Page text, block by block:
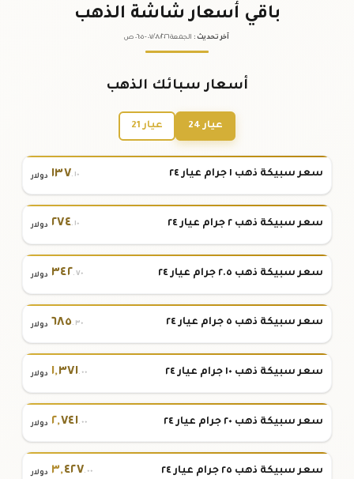
باقي أسعار شاشة الذهب
آخر تحديث : الجمعة ٠٧ /٠٨/٢٠٢٦ - ٠٦:٠٥ ص
أسعار سبائك الذهب
عيار 24 عيار 21
سعر سبيكة ذهب ١ جرام عيار ٢٤ ١٣٧.١٠ دولار
سعر سبيكة ذهب ٢ جرام عيار ٢٤ ٢٧٤.١٠ دولار
سعر سبيكة ذهب ٢.٥ جرام عيار ٢٤ ٣٤٢.٧٠ دولار
سعر سبيكة ذهب ٥ جرام عيار ٢٤ ٦٨٥.٣٠ دولار
سعر سبيكة ذهب ١٠ جرام عيار ٢٤ ١,٣٧١.٠٠ دولار
سعر سبيكة ذهب ٢٠ جرام عيار ٢٤ ٢,٧٤١.٠٠ دولار
سعر سبيكة ذهب ٢٥ جرام عيار ٢٤ ٣,٤٢٧.٠٠ دولار